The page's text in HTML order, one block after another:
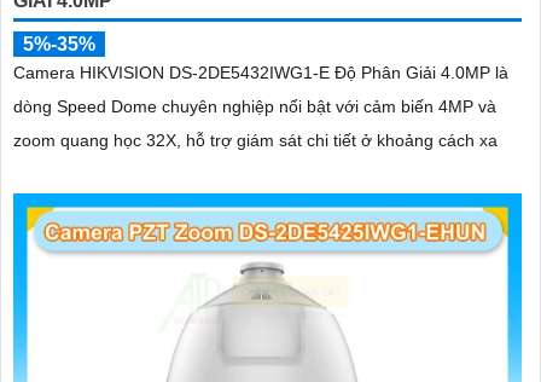
5%-35%
Camera HIKVISION DS-2DE5432IWG1-E Độ Phân Giải 4.0MP là
dòng Speed Dome chuyên nghiệp nổi bật với cảm biến 4MP và
zoom quang học 32X, hỗ trợ giám sát chi tiết ở khoảng cách xa